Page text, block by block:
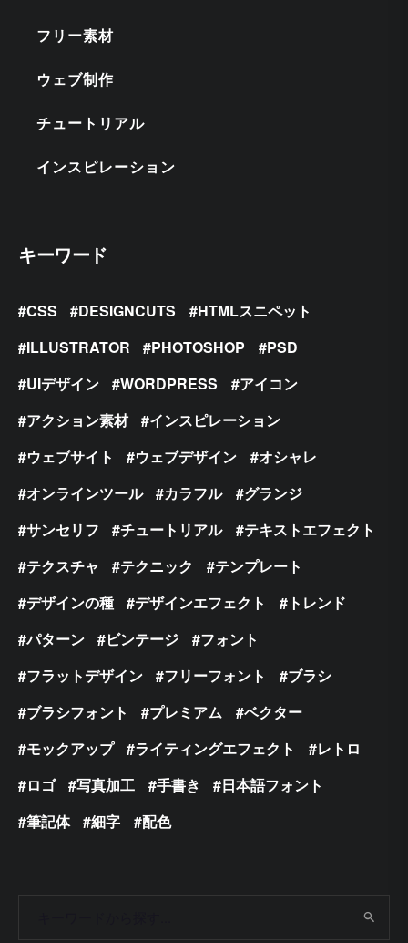
フリー素材
ウェブ制作
チュートリアル
インスピレーション
キーワード
CSS DESIGNCUTS
HTMLスニペット
ILLUSTRATOR
PHOTOSHOP
PSD
UIデザイン
WORDPRESS
アイコン
アクション素材
インスピレーション
ウェブサイト
ウェブデザイン
オシャレ
オンラインツール
カラフル
グランジ
サンセリフ
チュートリアル
テキストエフェクト
テクスチャ
テクニック
テンプレート
デザインの種
デザインエフェクト
トレンド
パターン
ビンテージ
フォント
フラットデザイン
フリーフォント
ブラシ
ブラシフォント
プレミアム
ベクター
モックアップ
ライティングエフェクト
レトロ
ロゴ
写真加工 手書き
日本語フォント
筆記体
細字 配色